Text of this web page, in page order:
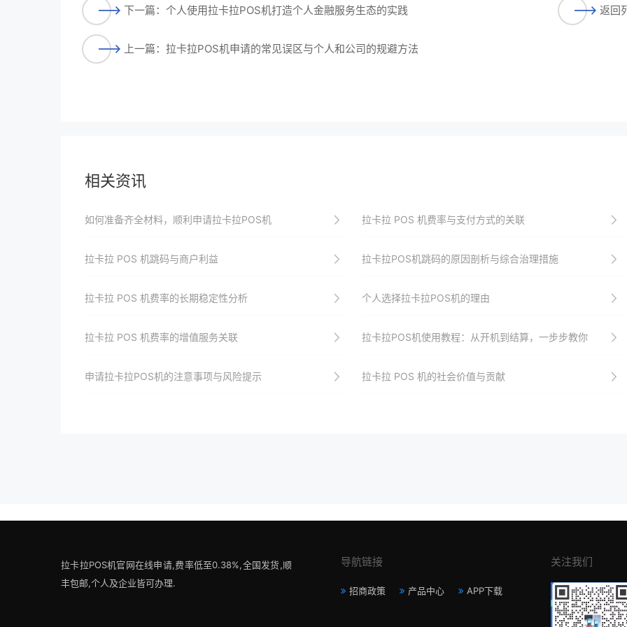
下一篇：个人使用拉卡拉POS机打造个人金融服务生态的实践
上一篇：拉卡拉POS机申请的常见误区与个人和公司的规避方法
返回
相关资讯
如何准备齐全材料，顺利申请拉卡拉POS机 拉卡拉 POS 机费率与支付方式的关联
拉卡拉 POS 机跳码与商户利益 拉卡拉POS机跳码的原因剖析与综合治理措施
拉卡拉 POS 机费率的长期稳定性分析 个人选择拉卡拉POS机的理由
拉卡拉 POS 机费率的增值服务关联 拉卡拉POS机使用教程：从开机到结算，一步步教你
申请拉卡拉POS机的注意事项与风险提示 拉卡拉 POS 机的社会价值与贡献
拉卡拉POS机官网在线申请,费率低至0.38%,全国发货,顺
丰包邮,个人及企业皆可办理.
导航链接
招商政策 产品中心 APP下载
关注我们